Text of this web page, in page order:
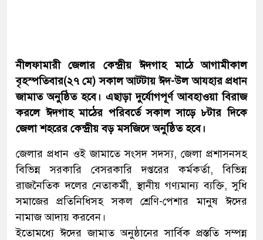
নীলফামারী জেলার কেন্দ্রীয় ঈদগাহ মাঠে আগামীকাল
বৃহস্পতিবার(২৭ মে) সকাল আটটায় ঈদ-উল আযহার প্রধান
জামাত অনুষ্ঠিত হবে। এছাড়া দুর্যোগপূর্ণ আবহাওয়া বিরাজ
করলে ঈদগাহ মাঠের পরিবর্তে সকাল সাড়ে ৮টার দিকে
জেলা শহরের কেন্দ্রীয় বড় মসজিদে অনুষ্ঠিত হবে।
জেলার প্রধান ওই জামাতে সংসদ সদস্য, জেলা প্রশাসনসহ
বিভিন্ন সরকারি বেসরকারি দপ্তরের কর্মকর্তা, বিভিন্ন
রাজনৈতিক দলের নেতাকর্মী, স্থানীয় গণ্যমান্য ব্যক্তি, সুধি
সমাজের প্রতিনিধিসহ সকল শ্রেণি-পেশার মানুষ ঈদের
নামাজ আদায় করবেন।
ইতোমধ্যে ঈদের জামাত অনুষ্ঠানের সার্বিক প্রস্ততি সম্পন্ন